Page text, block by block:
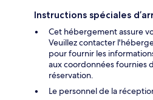
Instructions spéciales
Cet hébergement assure
Veuillez contacter
pour fournir les
aux coordonnées fournies
réservation.
Le personnel de la